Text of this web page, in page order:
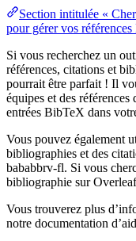
Section intitulée «
pour gérer vos
Si vous recherchez un
références, citations et
pourrait être parfait ! Il
équipes et des
entrées BibTeX dans
Vous pouvez également
bibliographies et des
bababbrv-fl. Si vous
bibliographie sur
Vous trouverez plus
notre documentation